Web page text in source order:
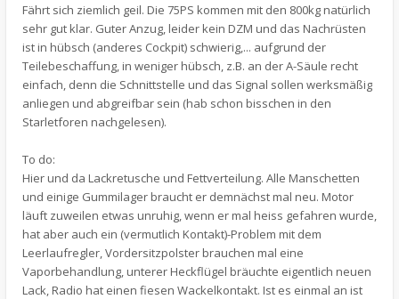
Fährt sich ziemlich geil. Die 75PS kommen mit den 800kg natürlich
sehr gut klar. Guter Anzug, leider kein DZM und das Nachrüsten
ist in hübsch (anderes Cockpit) schwierig,... aufgrund der
Teilebeschaffung, in weniger hübsch, z.B. an der A-Säule recht
einfach, denn die Schnittstelle und das Signal sollen werksmäßig
anliegen und abgreifbar sein (hab schon bisschen in den
Starletforen nachgelesen).
To do:
Hier und da Lackretusche und Fettverteilung. Alle Manschetten
und einige Gummilager braucht er demnächst mal neu. Motor
läuft zuweilen etwas unruhig, wenn er mal heiss gefahren wurde,
hat aber auch ein (vermutlich Kontakt)-Problem mit dem
Leerlaufregler, Vordersitzpolster brauchen mal eine
Vaporbehandlung, unterer Heckflügel bräuchte eigentlich neuen
Lack, Radio hat einen fiesen Wackelkontakt. Ist es einmal an ist